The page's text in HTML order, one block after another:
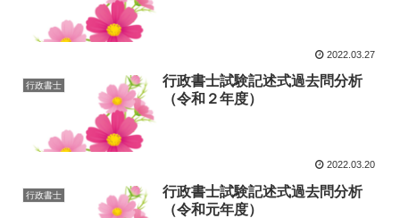
2022.03.27
行政書士
行政書士試験記述式過去問分析
（令和２年度）
2022.03.20
行政書士
行政書士試験記述式過去問分析
（令和元年度）